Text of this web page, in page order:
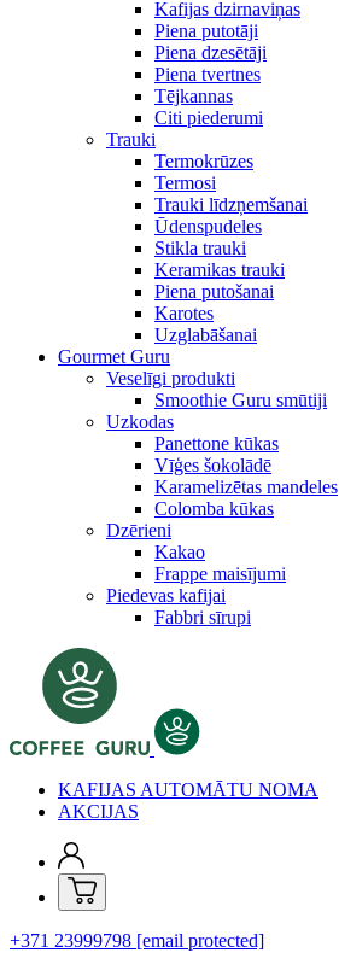
Kafijas dzirnaviņas
Piena putotāji
Piena dzesētāji
Piena tvertnes
Tējkannas
Citi piederumi
Trauki
Termokrūzes
Termosi
Trauki līdzņemšanai
Ūdenspudeles
Stikla trauki
Keramikas trauki
Piena putošanai
Karotes
Uzglabāšanai
Gourmet Guru
Veselīgi produkti
Smoothie Guru smūtiji
Uzkodas
Panettone kūkas
Vīģes šokolādē
Karamelizētas mandeles
Colomba kūkas
Dzērieni
Kakao
Frappe maisījumi
Piedevas kafijai
Fabbri sīrupi
KAFIJAS AUTOMĀTU NOMA
AKCIJAS
+371 23999798 [email protected]